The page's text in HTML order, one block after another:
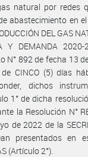
natural por redes
abastecimiento en el
DEL GAS
Y DEMANDA
N° 892 de fecha 13
CINCO (5) días
dichos
1° de dicha
la Resolución N°
de 2022 de la
presentados en
(Artículo 2°).